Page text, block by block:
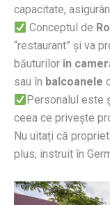
capacitate,
Conceptul de
“restaurant” și va
băuturilorîn
sau în balcoanele
Personalul este
ceea ce privește
Nu uitați că
plus, instruit în